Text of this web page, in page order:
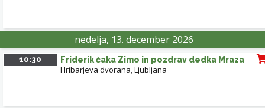
nedelja, 13. december 2026
10:30 Friderik čaka Zimo in pozdrav dedka Mraza
Hribarjeva dvorana,Ljubljana